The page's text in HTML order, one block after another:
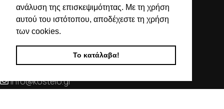
ανάλυση της επισκεψιμότητας. Με τη χρήση
αυτού του ιστότοπου, αποδέχεστε τη χρήση
των cookies.
Το κατάλαβα!
Χαλκιδικής 19, 546 43,
Θεσσαλονίκη
2310 839 188
2310 850 606
info@kostelo.gr